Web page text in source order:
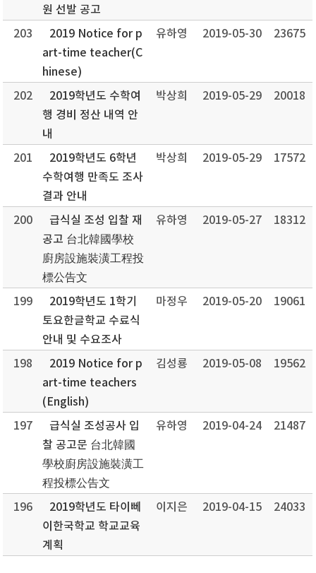
원 선발 공고
203
2019 Notice for p
art-time teacher(C
hinese)
유하영 2019-05-30 23675
202
2019학년도 수학여
행 경비 정산 내역 안
내
박상희 2019-05-29 20018
201
2019학년도 6학년
수학여행 만족도 조사
결과 안내
박상희 2019-05-29 17572
200
급식실 조성 입찰 재
공고 台北韓國學校
廚房設施裝潢工程投
標公告文
유하영 2019-05-27 18312
199
2019학년도 1학기
토요한글학교 수료식
안내 및 수요조사
마정우 2019-05-20 19061
198
2019 Notice for p
art-time teachers
(English)
김성룡 2019-05-08 19562
197
급식실 조성공사 입
찰 공고문 台北韓國
學校廚房設施裝潢工
程投標公告文
유하영 2019-04-24 21487
196
2019학년도 타이뻬
이한국학교 학교교육
계획
이지은 2019-04-15 24033